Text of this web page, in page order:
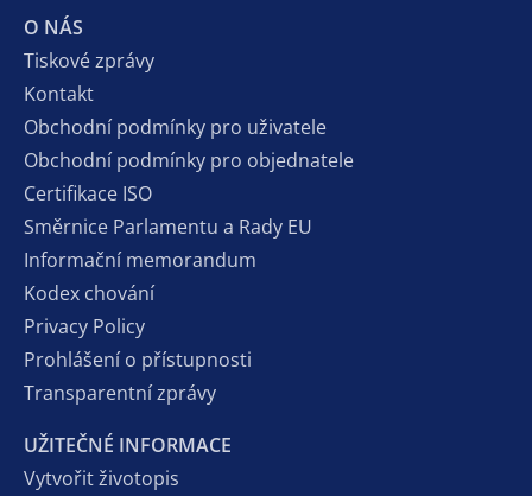
O NÁS
Tiskové zprávy
Kontakt
Obchodní podmínky pro uživatele
Obchodní podmínky pro objednatele
Certifikace ISO
Směrnice Parlamentu a Rady EU
Informační memorandum
Kodex chování
Privacy Policy
Prohlášení o přístupnosti
Transparentní zprávy
UŽITEČNÉ INFORMACE
Vytvořit životopis